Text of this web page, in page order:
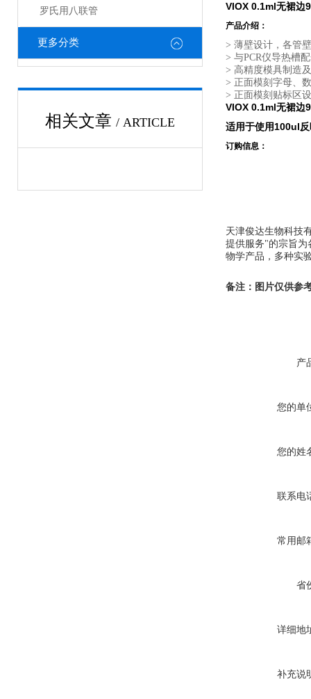
罗氏用八联管
更多分类
相关文章 / ARTICLE
VIOX 0.1ml无裙边
产品介绍：
> 薄壁设计，各管
> 与PCR仪导热槽
> 高精度模具制造
> 正面模刻字母、
> 正面模刻贴标区
VIOX 0.1ml无裙边
适用于使用100ul
订购信息：
天津俊达生物科技
提供服务"的宗旨为
物学产品，多种实
备注：图片仅供参
产
您的单
您的姓
联系电
常用邮
省
详细地
补充说